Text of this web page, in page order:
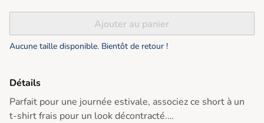
Ajouter au panier
Aucune taille disponible. Bientôt de retour !
Détails
Parfait pour une journée estivale, associez ce short à un
t-shirt frais pour un look décontracté.